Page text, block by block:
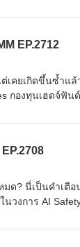
ของ Michael
เป็นมนุษย์’ ของเ
EP.2712
เคยเกิดขึ้นซ้ำแล้
กองทุนเฮดจ์ฟัน
ยปี 2026 นี้ สิ่งที่
สงครามหลายรูป
ลกครั้งที่ 2 กำลัง
เล็กๆ เราควรขยั
โลกใหม่ #สรุป
มด? นี่เป็นคำเตือ
นวงการ AI
กัน "สั่งหยุดสร้าง